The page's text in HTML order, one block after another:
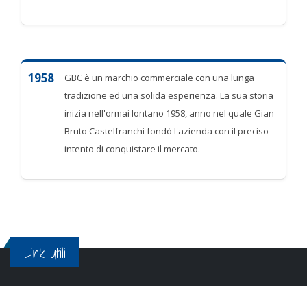
1958
GBC è un marchio commerciale con una lunga
tradizione ed una solida esperienza. La sua storia
inizia nell'ormai lontano 1958, anno nel quale Gian
Bruto Castelfranchi fondò l'azienda con il preciso
intento di conquistare il mercato.
Link Utili